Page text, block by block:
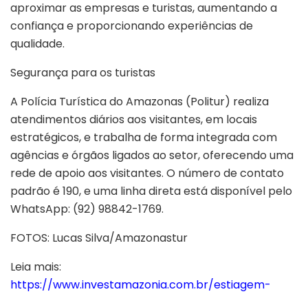
aproximar as empresas e turistas, aumentando a
confiança e proporcionando experiências de
qualidade.
Segurança para os turistas
A Polícia Turística do Amazonas (Politur) realiza
atendimentos diários aos visitantes, em locais
estratégicos, e trabalha de forma integrada com
agências e órgãos ligados ao setor, oferecendo uma
rede de apoio aos visitantes. O número de contato
padrão é 190, e uma linha direta está disponível pelo
WhatsApp: (92) 98842-1769.
FOTOS: Lucas Silva/Amazonastur
Leia mais:
https://www.investamazonia.com.br/estiagem-